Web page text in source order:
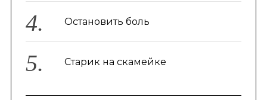
Остановить боль
Старик на скамейке